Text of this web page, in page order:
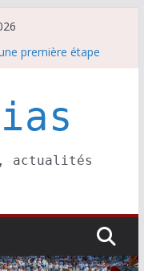
9 août
actualités